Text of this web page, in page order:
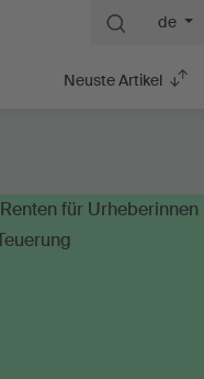
de
Neuste Artikel